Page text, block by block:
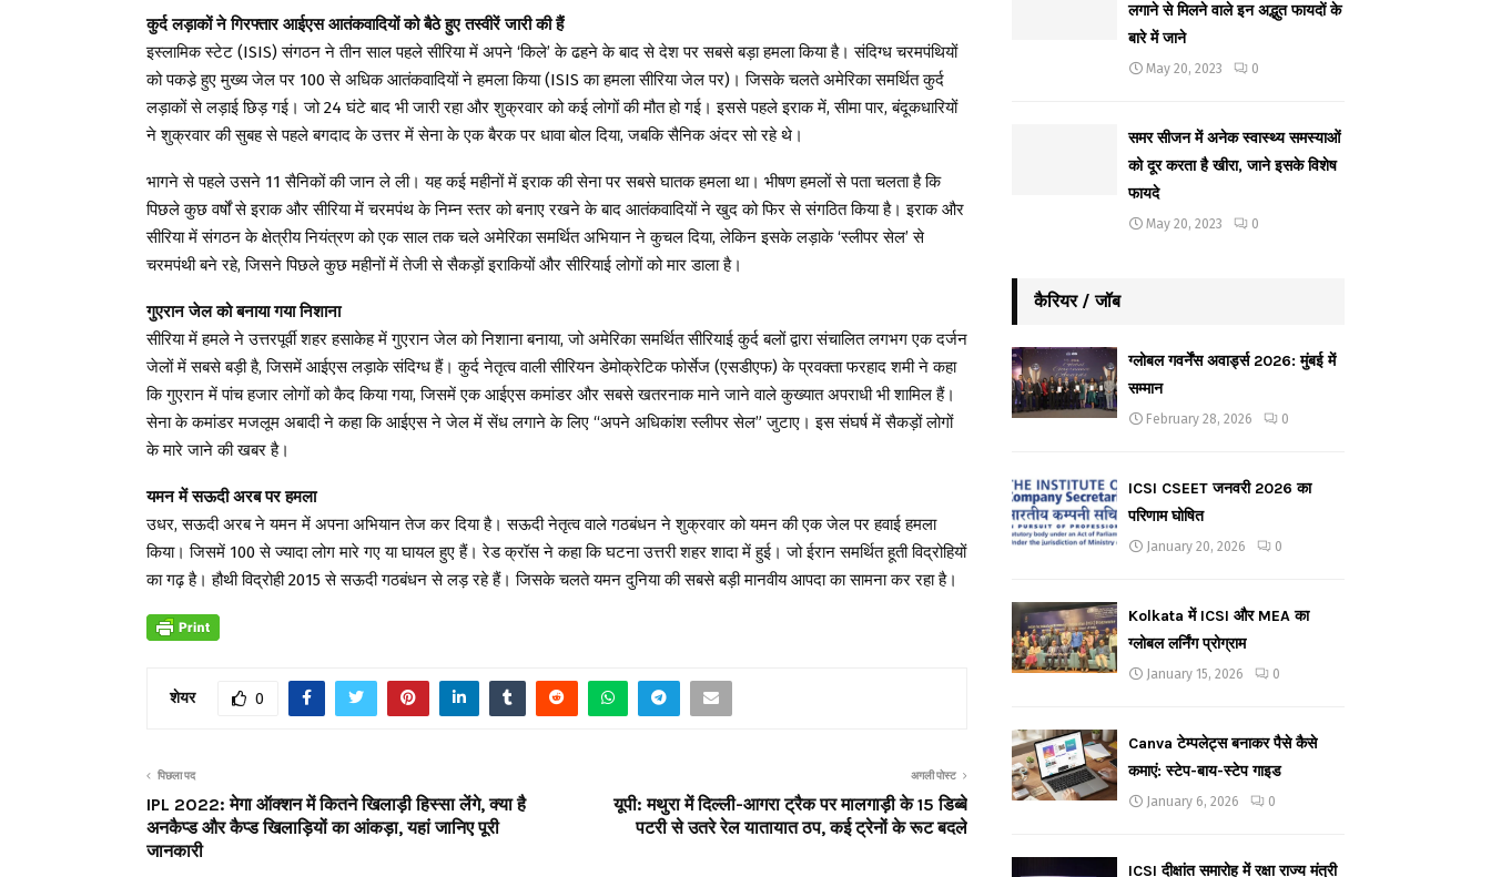
कुर्द लड़ाकों ने गिरफ्तार आईएस आतंकवादियों को बैठे हुए तस्वीरें जारी की हैं
इस्लामिक स्टेट (ISIS) संगठन ने तीन साल पहले सीरिया में अपने ‘किले’ के ढहने के बाद से देश पर सबसे बड़ा हमला किया है। संदिग्ध चरमपंथियों
को पकडे़ हुए मुख्य जेल पर 100 से अधिक आतंकवादियों ने हमला किया (ISIS का हमला सीरिया जेल पर)। जिसके चलते अमेरिका समर्थित कुर्द
लड़ाकों से लड़ाई छिड़ गई। जो 24 घंटे बाद भी जारी रहा और शुक्रवार को कई लोगों की मौत हो गई। इससे पहले इराक में, सीमा पार, बंदूकधारियों
ने शुक्रवार की सुबह से पहले बगदाद के उत्तर में सेना के एक बैरक पर धावा बोल दिया, जबकि सैनिक अंदर सो रहे थे।
भागने से पहले उसने 11 सैनिकों की जान ले ली। यह कई महीनों में इराक की सेना पर सबसे घातक हमला था। भीषण हमलों से पता चलता है कि
पिछले कुछ वर्षों से इराक और सीरिया में चरमपंथ के निम्न स्तर को बनाए रखने के बाद आतंकवादियों ने खुद को फिर से संगठित किया है। इराक और
सीरिया में संगठन के क्षेत्रीय नियंत्रण को एक साल तक चले अमेरिका समर्थित अभियान ने कुचल दिया, लेकिन इसके लड़ाके ‘स्लीपर सेल’ से
चरमपंथी बने रहे, जिसने पिछले कुछ महीनों में तेजी से सैकड़ों इराकियों और सीरियाई लोगों को मार डाला है।
गुएरान जेल को बनाया गया निशाना
सीरिया में हमले ने उत्तरपूर्वी शहर हसाकेह में गुएरान जेल को निशाना बनाया, जो अमेरिका समर्थित सीरियाई कुर्द बलों द्वारा संचालित लगभग एक दर्जन
जेलों में सबसे बड़ी है, जिसमें आईएस लड़ाके संदिग्ध हैं। कुर्द नेतृत्व वाली सीरियन डेमोक्रेटिक फोर्सेज (एसडीएफ) के प्रवक्ता फरहाद शमी ने कहा
कि गुएरान में पांच हजार लोगों को कैद किया गया, जिसमें एक आईएस कमांडर और सबसे खतरनाक माने जाने वाले कुख्यात अपराधी भी शामिल हैं।
सेना के कमांडर मजलूम अबादी ने कहा कि आईएस ने जेल में सेंध लगाने के लिए “अपने अधिकांश स्लीपर सेल” जुटाए। इस संघर्ष में सैकड़ों लोगों
के मारे जाने की खबर है।
यमन में सऊदी अरब पर हमला
उधर, सऊदी अरब ने यमन में अपना अभियान तेज कर दिया है। सऊदी नेतृत्व वाले गठबंधन ने शुक्रवार को यमन की एक जेल पर हवाई हमला
किया। जिसमें 100 से ज्यादा लोग मारे गए या घायल हुए हैं। रेड क्रॉस ने कहा कि घटना उत्तरी शहर शादा में हुई। जो ईरान समर्थित हूती विद्रोहियों
का गढ़ है। हौथी विद्रोही 2015 से सऊदी गठबंधन से लड़ रहे हैं। जिसके चलते यमन दुनिया की सबसे बड़ी मानवीय आपदा का सामना कर रहा है।
शेयर 0
पिछला पद
IPL 2022: मेगा ऑक्शन में कितने खिलाड़ी हिस्सा लेंगे, क्या है
अनकैप्ड और कैप्ड खिलाड़ियों का आंकड़ा, यहां जानिए पूरी
जानकारी
अगली पोस्ट
यूपी: मथुरा में दिल्ली-आगरा ट्रैक पर मालगाड़ी के 15 डिब्बे
पटरी से उतरे रेल यातायात ठप, कई ट्रेनों के रूट बदले
लगाने से मिलने वाले इन अद्भुत फायदों के
बारे में जाने
May 20, 2023 0
समर सीजन में अनेक स्वास्थ्य समस्याओं
को दूर करता है खीरा, जाने इसके विशेष
फायदे
May 20, 2023 0
कैरियर / जॉब
ग्लोबल गवर्नेंस अवार्ड्स 2026: मुंबई में
सम्मान
February 28, 2026 0
ICSI CSEET जनवरी 2026 का
परिणाम घोषित
January 20, 2026 0
Kolkata में ICSI और MEA का
ग्लोबल लर्निंग प्रोग्राम
January 15, 2026 0
Canva टेम्पलेट्स बनाकर पैसे कैसे
कमाएं: स्टेप-बाय-स्टेप गाइड
January 6, 2026 0
ICSI दीक्षांत समारोह में रक्षा राज्य मंत्री